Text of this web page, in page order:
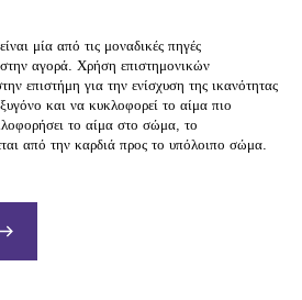
μία από τις μοναδικές πηγές
αγορά. Χρήση επιστημονικών
επιστήμη για την ενίσχυση της ικανότητας
και να κυκλοφορεί το αίμα πιο
το αίμα στο σώμα, το
από την καρδιά προς το υπόλοιπο σώμα.